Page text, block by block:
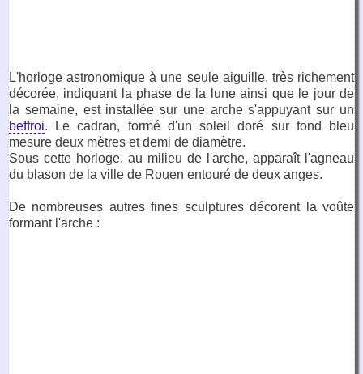
L'horloge astronomique à une seule aiguille, très richement
décorée, indiquant la phase de la lune ainsi que le jour de
la semaine, est installée sur une arche s'appuyant sur un
beffroi. Le cadran, formé d'un soleil doré sur fond bleu
mesure deux mètres et demi de diamètre.
Sous cette horloge, au milieu de l'arche, apparaît l'agneau
du blason de la ville de Rouen entouré de deux anges.
De nombreuses autres fines sculptures décorent la voûte
formant l'arche :